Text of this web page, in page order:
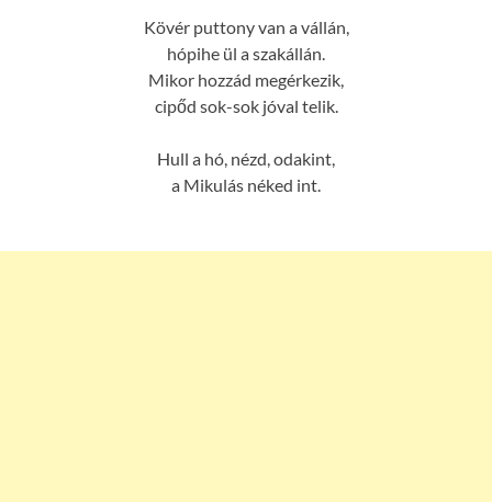
Kövér puttony van a vállán,
hópihe ül a szakállán.
Mikor hozzád megérkezik,
cipőd sok-sok jóval telik.
Hull a hó, nézd, odakint,
a Mikulás néked int.